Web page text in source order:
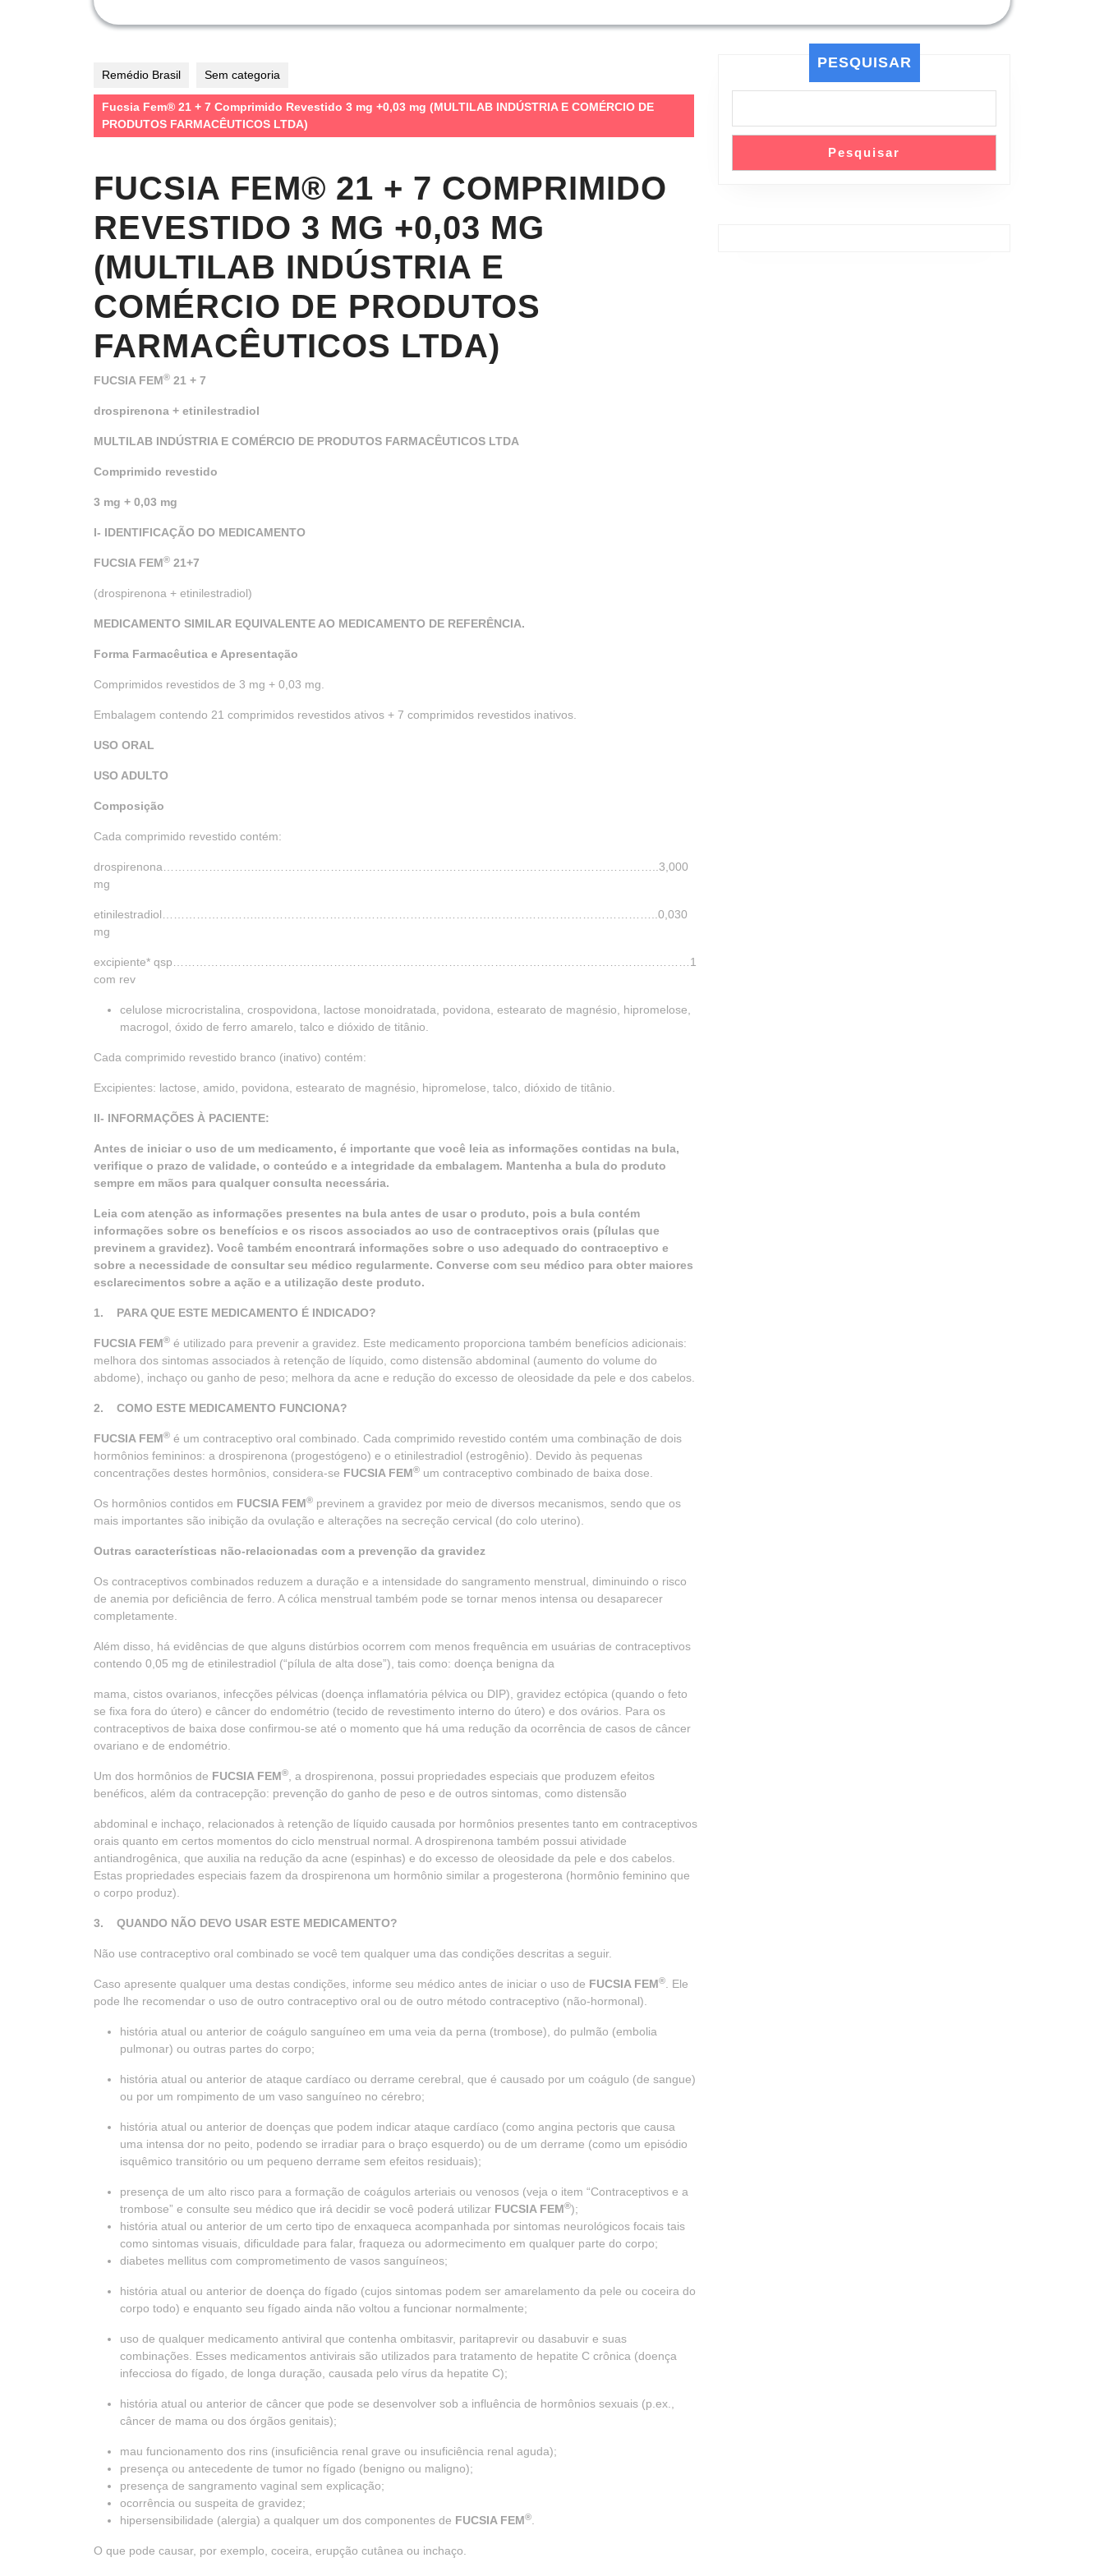
Remédio Brasil Sem categoria
Fucsia Fem® 21 + 7 Comprimido Revestido 3 mg +0,03 mg (MULTILAB INDÚSTRIA E COMÉRCIO DE
PRODUTOS FARMACÊUTICOS LTDA)
FUCSIA FEM® 21 + 7 COMPRIMIDO
REVESTIDO 3 MG +0,03 MG
(MULTILAB INDÚSTRIA E
COMÉRCIO DE PRODUTOS
FARMACÊUTICOS LTDA)
FUCSIA FEM® 21 + 7
drospirenona + etinilestradiol
MULTILAB INDÚSTRIA E COMÉRCIO DE PRODUTOS FARMACÊUTICOS LTDA
Comprimido revestido
3 mg + 0,03 mg
I- IDENTIFICAÇÃO DO MEDICAMENTO
FUCSIA FEM® 21+7
(drospirenona + etinilestradiol)
MEDICAMENTO SIMILAR EQUIVALENTE AO MEDICAMENTO DE REFERÊNCIA.
Forma Farmacêutica e Apresentação
Comprimidos revestidos de 3 mg + 0,03 mg.
Embalagem contendo 21 comprimidos revestidos ativos + 7 comprimidos revestidos inativos.
USO ORAL
USO ADULTO
Composição
Cada comprimido revestido contém:
drospirenona……………………..…………………………………………………………………………………………..3,000
mg
etinilestradiol……………………..…………………………………………………………………………………………..0,030
mg
excipiente* qsp………………………………………………………………………………………………………………………1
com rev
celulose microcristalina, crospovidona, lactose monoidratada, povidona, estearato de magnésio, hipromelose,
macrogol, óxido de ferro amarelo, talco e dióxido de titânio.
Cada comprimido revestido branco (inativo) contém:
Excipientes: lactose, amido, povidona, estearato de magnésio, hipromelose, talco, dióxido de titânio.
II- INFORMAÇÕES À PACIENTE:
Antes de iniciar o uso de um medicamento, é importante que você leia as informações contidas na bula,
verifique o prazo de validade, o conteúdo e a integridade da embalagem. Mantenha a bula do produto
sempre em mãos para qualquer consulta necessária.
Leia com atenção as informações presentes na bula antes de usar o produto, pois a bula contém
informações sobre os benefícios e os riscos associados ao uso de contraceptivos orais (pílulas que
previnem a gravidez). Você também encontrará informações sobre o uso adequado do contraceptivo e
sobre a necessidade de consultar seu médico regularmente. Converse com seu médico para obter maiores
esclarecimentos sobre a ação e a utilização deste produto.
1. PARA QUE ESTE MEDICAMENTO É INDICADO?
FUCSIA FEM® é utilizado para prevenir a gravidez. Este medicamento proporciona também benefícios adicionais:
melhora dos sintomas associados à retenção de líquido, como distensão abdominal (aumento do volume do
abdome), inchaço ou ganho de peso; melhora da acne e redução do excesso de oleosidade da pele e dos cabelos.
2. COMO ESTE MEDICAMENTO FUNCIONA?
FUCSIA FEM® é um contraceptivo oral combinado. Cada comprimido revestido contém uma combinação de dois
hormônios femininos: a drospirenona (progestógeno) e o etinilestradiol (estrogênio). Devido às pequenas
concentrações destes hormônios, considera-se FUCSIA FEM® um contraceptivo combinado de baixa dose.
Os hormônios contidos em FUCSIA FEM® previnem a gravidez por meio de diversos mecanismos, sendo que os
mais importantes são inibição da ovulação e alterações na secreção cervical (do colo uterino).
Outras características não-relacionadas com a prevenção da gravidez
Os contraceptivos combinados reduzem a duração e a intensidade do sangramento menstrual, diminuindo o risco
de anemia por deficiência de ferro. A cólica menstrual também pode se tornar menos intensa ou desaparecer
completamente.
Além disso, há evidências de que alguns distúrbios ocorrem com menos frequência em usuárias de contraceptivos
contendo 0,05 mg de etinilestradiol (“pílula de alta dose”), tais como: doença benigna da
mama, cistos ovarianos, infecções pélvicas (doença inflamatória pélvica ou DIP), gravidez ectópica (quando o feto
se fixa fora do útero) e câncer do endométrio (tecido de revestimento interno do útero) e dos ovários. Para os
contraceptivos de baixa dose confirmou-se até o momento que há uma redução da ocorrência de casos de câncer
ovariano e de endométrio.
Um dos hormônios de FUCSIA FEM®
, a drospirenona, possui propriedades especiais que produzem efeitos
benéficos, além da contracepção: prevenção do ganho de peso e de outros sintomas, como distensão
abdominal e inchaço, relacionados à retenção de líquido causada por hormônios presentes tanto em contraceptivos
orais quanto em certos momentos do ciclo menstrual normal. A drospirenona também possui atividade
antiandrogênica, que auxilia na redução da acne (espinhas) e do excesso de oleosidade da pele e dos cabelos.
Estas propriedades especiais fazem da drospirenona um hormônio similar a progesterona (hormônio feminino que
o corpo produz).
3. QUANDO NÃO DEVO USAR ESTE MEDICAMENTO?
Não use contraceptivo oral combinado se você tem qualquer uma das condições descritas a seguir.
Caso apresente qualquer uma destas condições, informe seu médico antes de iniciar o uso de FUCSIA FEM®
. Ele
pode lhe recomendar o uso de outro contraceptivo oral ou de outro método contraceptivo (não-hormonal).
história atual ou anterior de coágulo sanguíneo em uma veia da perna (trombose), do pulmão (embolia
pulmonar) ou outras partes do corpo;
história atual ou anterior de ataque cardíaco ou derrame cerebral, que é causado por um coágulo (de sangue)
ou por um rompimento de um vaso sanguíneo no cérebro;
história atual ou anterior de doenças que podem indicar ataque cardíaco (como angina pectoris que causa
uma intensa dor no peito, podendo se irradiar para o braço esquerdo) ou de um derrame (como um episódio
isquêmico transitório ou um pequeno derrame sem efeitos residuais);
presença de um alto risco para a formação de coágulos arteriais ou venosos (veja o item “Contraceptivos e a
trombose” e consulte seu médico que irá decidir se você poderá utilizar FUCSIA FEM®);
história atual ou anterior de um certo tipo de enxaqueca acompanhada por sintomas neurológicos focais tais
como sintomas visuais, dificuldade para falar, fraqueza ou adormecimento em qualquer parte do corpo;
diabetes mellitus com comprometimento de vasos sanguíneos;
história atual ou anterior de doença do fígado (cujos sintomas podem ser amarelamento da pele ou coceira do
corpo todo) e enquanto seu fígado ainda não voltou a funcionar normalmente;
uso de qualquer medicamento antiviral que contenha ombitasvir, paritaprevir ou dasabuvir e suas
combinações. Esses medicamentos antivirais são utilizados para tratamento de hepatite C crônica (doença
infecciosa do fígado, de longa duração, causada pelo vírus da hepatite C);
história atual ou anterior de câncer que pode se desenvolver sob a influência de hormônios sexuais (p.ex.,
câncer de mama ou dos órgãos genitais);
mau funcionamento dos rins (insuficiência renal grave ou insuficiência renal aguda);
presença ou antecedente de tumor no fígado (benigno ou maligno);
presença de sangramento vaginal sem explicação;
ocorrência ou suspeita de gravidez;
hipersensibilidade (alergia) a qualquer um dos componentes de FUCSIA FEM®
O que pode causar, por exemplo, coceira, erupção cutânea ou inchaço.
PESQUISAR
Pesquisar